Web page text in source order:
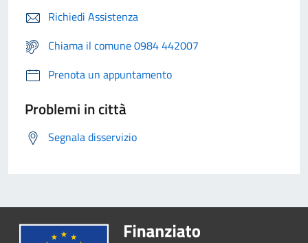
Richiedi Assistenza
Chiama il comune 0984 442007
Prenota un appuntamento
Problemi in città
Segnala disservizio